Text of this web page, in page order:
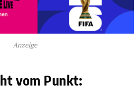
Anzeige
vom Punkt: